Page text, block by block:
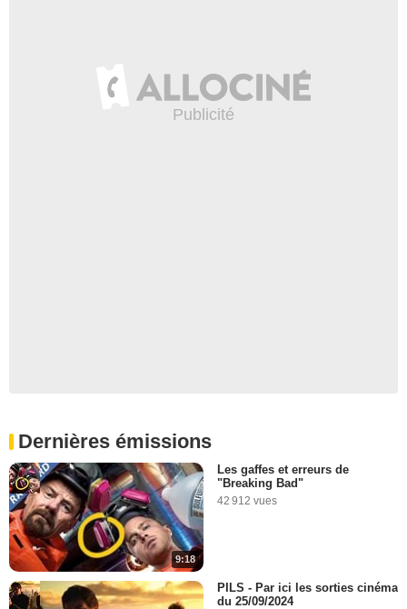
Dernières émissions
9:18
Les gaffes et erreurs de
"Breaking Bad"
42 912 vues
PILS - Par ici les sorties cinéma
du 25/09/2024